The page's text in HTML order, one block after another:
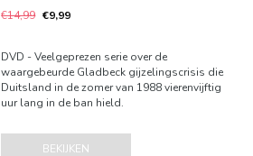
€14,99 €9,99
DVD - Veelgeprezen serie over de
waargebeurde Gladbeck gijzelingscrisis die
Duitsland in de zomer van 1988 vierenvijftig
uur lang in de ban hield.
BEKIJKEN